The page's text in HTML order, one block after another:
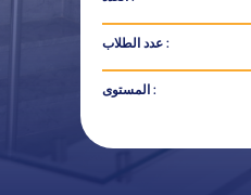
عدد الطلاب :
المستوى :